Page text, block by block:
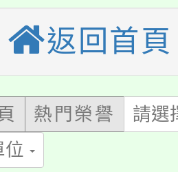
學年度學生
及新住民語歌
115學年度第
115學年度第
教師甄選結果(
文化大學推廣
》溝通分析基
活教案入校路
返回首頁
熱門榮譽
請選
位